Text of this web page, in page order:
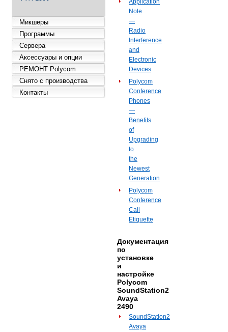
Микшеры
Программы
Сервера
Аксессуары и опции
РЕМОНТ Polycom
Снято с производства
Контакты
Application
Note
—
Radio
Interference
and
Electronic
Devices
Polycom
Conference
Phones
—
Benefits
of
Upgrading
to
the
Newest
Generation
Polycom
Conference
Call
Etiquette
Документация
по
установке
и
настройке
Polycom
SoundStation2
Avaya
2490
SoundStation2
Avaya